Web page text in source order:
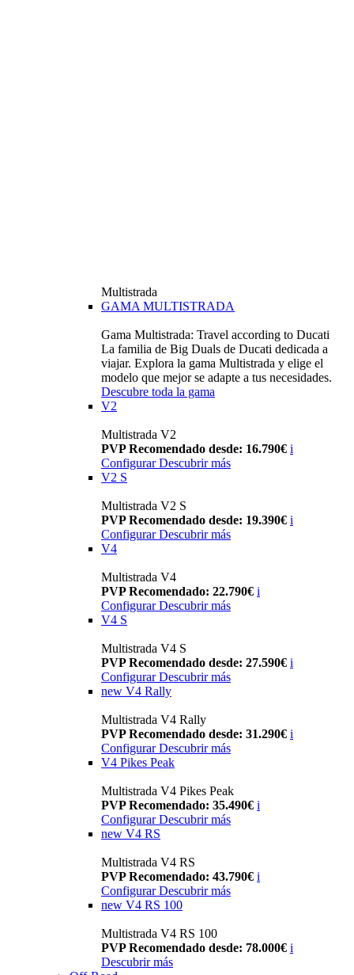
Multistrada
GAMA MULTISTRADA
Gama Multistrada: Travel according to Ducati
La familia de Big Duals de Ducati dedicada a
viajar. Explora la gama Multistrada y elige el
modelo que mejor se adapte a tus necesidades.
Descubre toda la gama
V2
Multistrada V2
PVP Recomendado desde: 16.790€ i
Configurar Descubrir más
V2 S
Multistrada V2 S
PVP Recomendado desde: 19.390€ i
Configurar Descubrir más
V4
Multistrada V4
PVP Recomendado: 22.790€ i
Configurar Descubrir más
V4 S
Multistrada V4 S
PVP Recomendado desde: 27.590€ i
Configurar Descubrir más
new V4 Rally
Multistrada V4 Rally
PVP Recomendado desde: 31.290€ i
Configurar Descubrir más
V4 Pikes Peak
Multistrada V4 Pikes Peak
PVP Recomendado: 35.490€ i
Configurar Descubrir más
new V4 RS
Multistrada V4 RS
PVP Recomendado: 43.790€ i
ConfigurarDescubrir más
new V4 RS 100
Multistrada V4 RS 100
PVP Recomendado desde: 78.000€ i
Descubrir más